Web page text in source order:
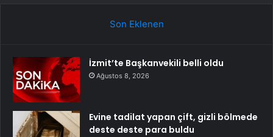
Son Eklenen
İzmit’te Başkanvekili belli oldu
Ağustos 8, 2026
Evine tadilat yapan çift, gizli bölmede
deste deste para buldu